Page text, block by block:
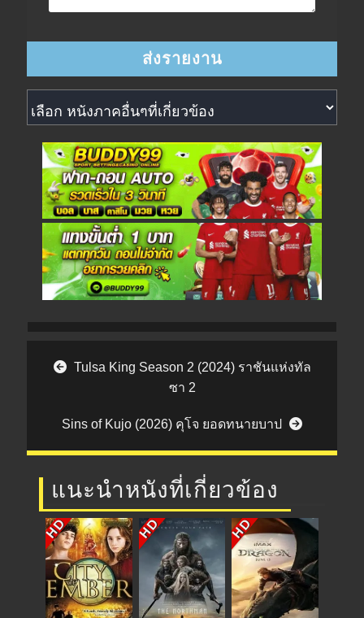
Post navigation
Tulsa King Season 2 (2024) ราชันแห่งทัล
ซา 2
Sins of Kujo (2026) คุโจ ยอดทนายบาป
แนะนำหนังที่เกี่ยวข้อง
HD HD HD